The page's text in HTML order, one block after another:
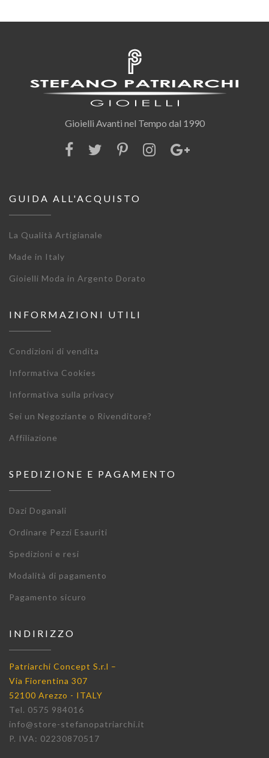
Gioielli Avanti nel Tempo dal 1990
GUIDA ALL'ACQUISTO
La Qualità Artigianale
Made in Italy
Gioielli Moda in Argento Dorato
INFORMAZIONI UTILI
Condizioni di vendita
Informativa Cookies
Informativa sulla privacy
Sei un Negoziante o Rivenditore?
Affiliazione
SPEDIZIONE E PAGAMENTO
Dazi Doganali
Ordinare Pezzi Esauriti
Spedizioni e resi
Modalità di pagamento
Pagamento sicuro
INDIRIZZO
Patriarchi Concept S.r.l –
Via Fiorentina 307
52100 Arezzo - ITALY
Tel. 0575 984016
info@store-stefanopatriarchi.it
P. IVA: 02230870517